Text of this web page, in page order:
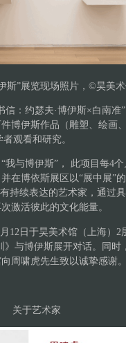
斯”展览现场照片，©️昊美
信：约瑟夫·博伊斯×白南准
博伊斯作品（雕塑、绘画
观看和研究。
与博伊斯”， 此项目每4
在博依斯展区以“展中展”
持续表达的艺术家，通过
激活彼此的文化能量。
12日于昊美术馆（上海）
》与博伊斯展开对话。同时
周啸虎先生致以诚挚感谢
关于艺术家